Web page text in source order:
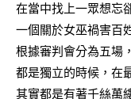
在當中找上一眾想忘
一個關於女巫禍害百
根據審判會分為五場
都是獨立的時候，在
其實都是有著千絲萬